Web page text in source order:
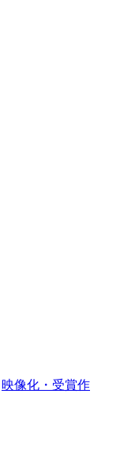
映像化・受賞作